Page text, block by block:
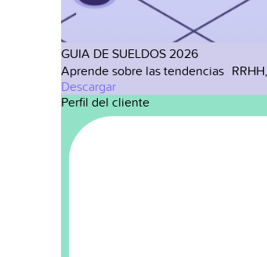
GUIA DE SUELDOS 2026
Aprende sobre las tendencias
Descargar
Perfil del cliente